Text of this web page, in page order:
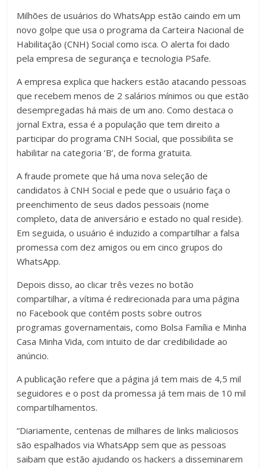
Milhões de usuários do WhatsApp estão caindo em um
novo golpe que usa o programa da Carteira Nacional de
Habilitação (CNH) Social como isca. O alerta foi dado
pela empresa de segurança e tecnologia PSafe.
A empresa explica que hackers estão atacando pessoas
que recebem menos de 2 salários mínimos ou que estão
desempregadas há mais de um ano. Como destaca o
jornal Extra, essa é a população que tem direito a
participar do programa CNH Social, que possibilita se
habilitar na categoria ‘B’, de forma gratuita.
A fraude promete que há uma nova seleção de
candidatos à CNH Social e pede que o usuário faça o
preenchimento de seus dados pessoais (nome
completo, data de aniversário e estado no qual reside).
Em seguida, o usuário é induzido a compartilhar a falsa
promessa com dez amigos ou em cinco grupos do
WhatsApp.
Depois disso, ao clicar três vezes no botão
compartilhar, a vítima é redirecionada para uma página
no Facebook que contém posts sobre outros
programas governamentais, como Bolsa Família e Minha
Casa Minha Vida, com intuito de dar credibilidade ao
anúncio.
A publicação refere que a página já tem mais de 4,5 mil
seguidores e o post da promessa já tem mais de 10 mil
compartilhamentos.
“Diariamente, centenas de milhares de links maliciosos
são espalhados via WhatsApp sem que as pessoas
saibam que estão ajudando os hackers a disseminarem